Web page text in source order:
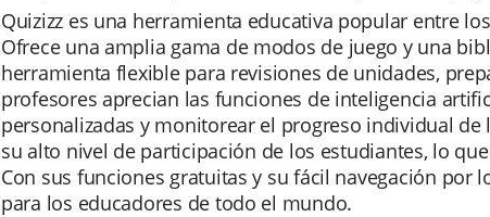
Quizizz es una herramienta educativa popular entre
Ofrece una amplia gama de modos de juego y una
herramienta flexible para revisiones de unidades,
profesores aprecian las funciones de inteligencia
personalizadas y monitorear el progreso individual
su alto nivel de participación de los estudiantes, lo
Con sus funciones gratuitas y su fácil navegación por
para los educadores de todo el mundo.